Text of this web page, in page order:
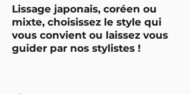
Lissage japonais, coréen ou
mixte, choisissez le style qui
vous convient ou laissez vous
guider par nos stylistes !